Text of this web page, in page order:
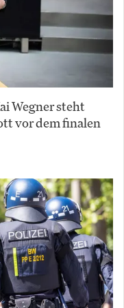
Wegner steht
vor dem finalen